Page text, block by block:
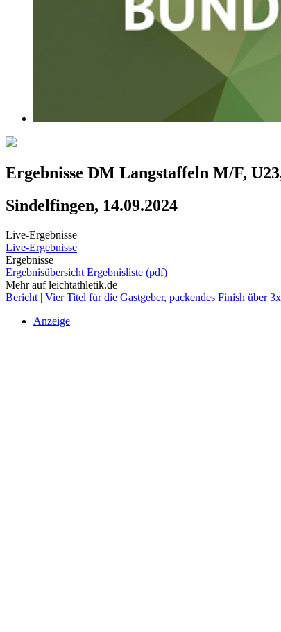
Ergebnisse DM Langstaffeln M/F,
Sindelfingen, 14.09.2024
Live-Ergebnisse
Live-Ergebnisse
Ergebnisse
Ergebnisübersicht Ergebnisliste (pdf)
Mehr auf leichtathletik.de
Bericht | Vier Titel für die Gastgeber, packendes Finish über
Anzeige